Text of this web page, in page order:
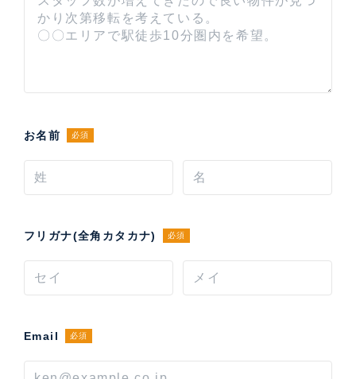
お名前 必須
フリガナ(全角カタカナ) 必須
Email 必須